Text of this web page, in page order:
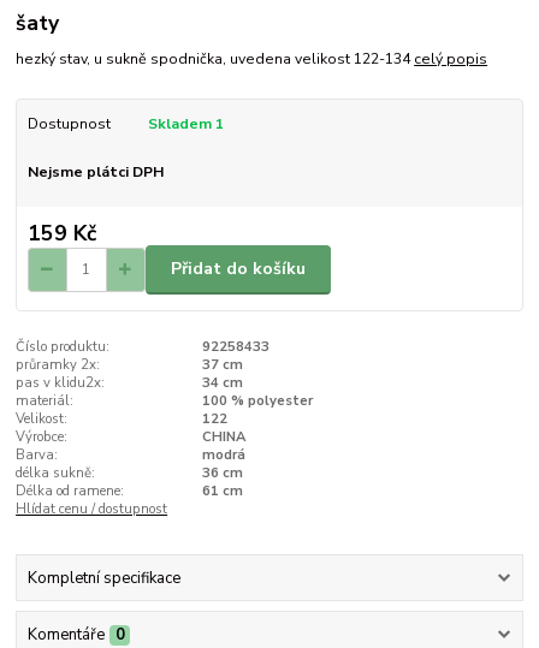
šaty
hezký stav, u sukně spodnička, uvedena velikost 122-134celý popis
Dostupnost Skladem 1
Nejsme plátci DPH
159 Kč
Přidat do košíku
Číslo produktu:
92258433
průramky 2x:
37 cm
pas v klidu2x:
34 cm
materiál:
100 % polyester
Velikost:
122
Výrobce:
CHINA
Barva:
modrá
délka sukně:
36 cm
Délka od ramene:
61 cm
Hlídat cenu / dostupnost
Kompletní specifikace
Komentáře 0